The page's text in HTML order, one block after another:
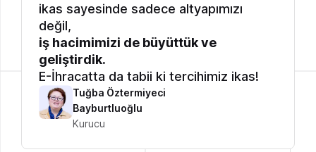
Tuğba Öztermiyeci
Bayburtluoğlu
Kurucu
ikas sayesinde sadece altyapımızı
değil,
iş hacimimizi de büyüttük ve
geliştirdik.
E-İhracatta da tabii ki tercihimiz ikas!